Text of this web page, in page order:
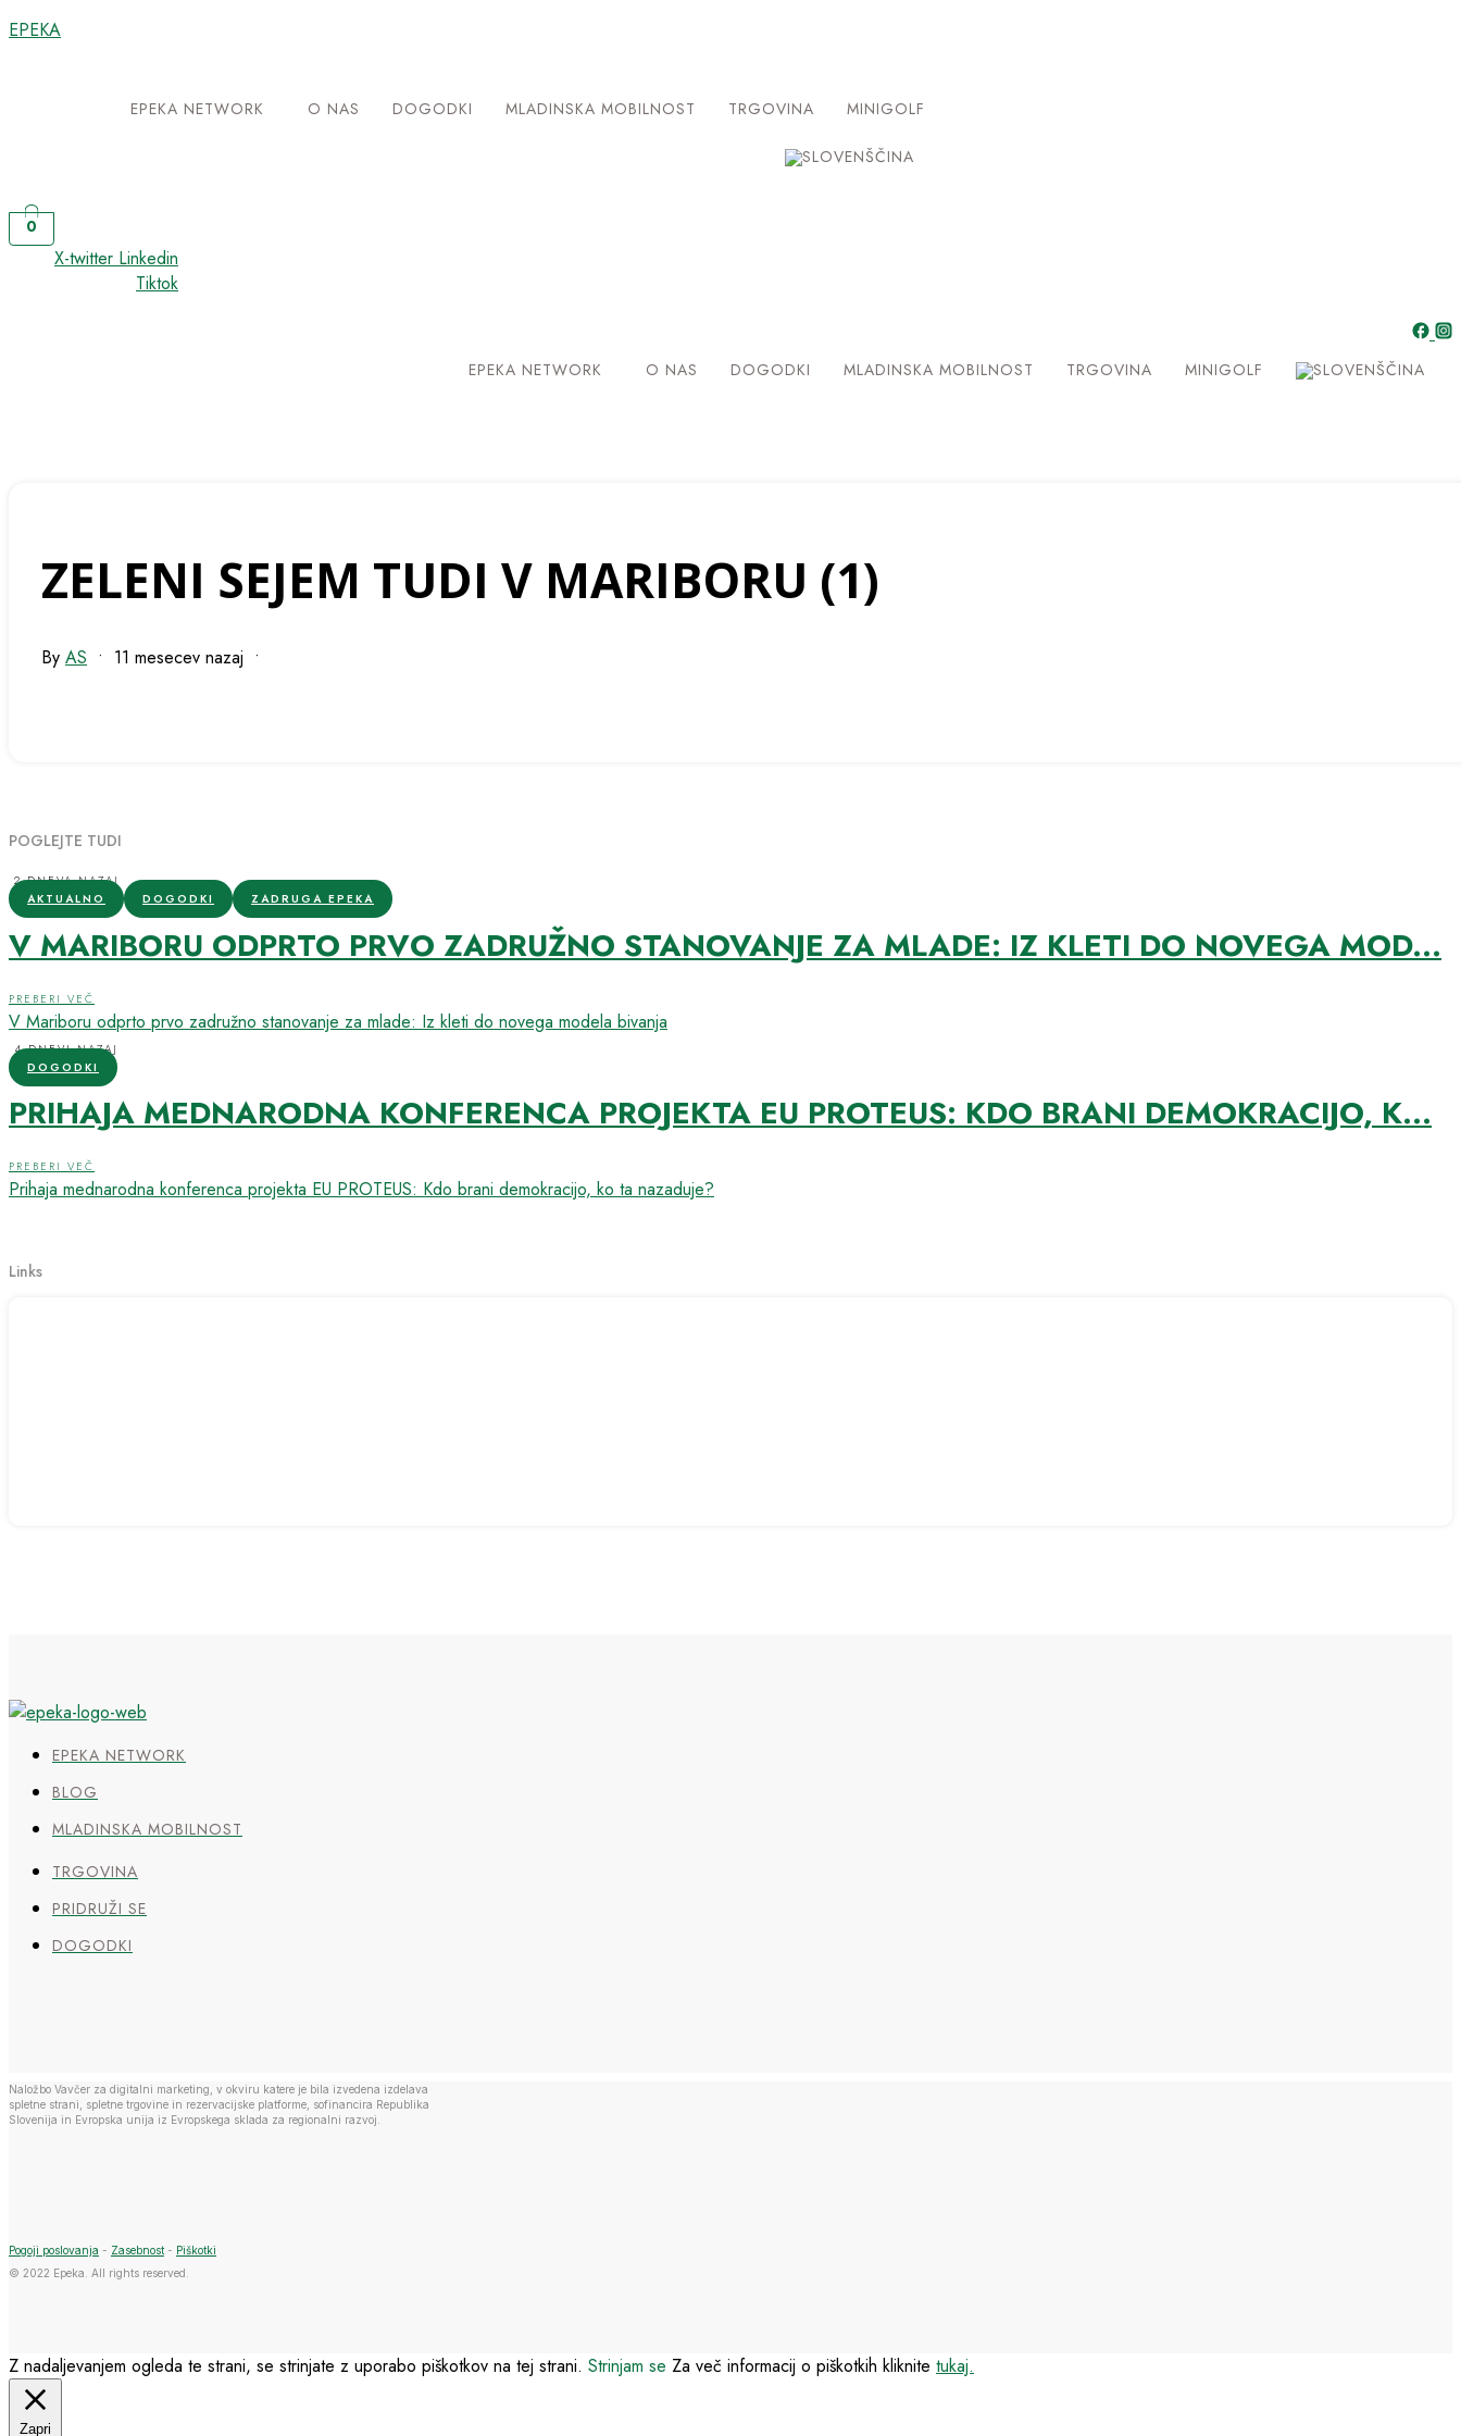
EPEKA
EPEKA NETWORK O NAS DOGODKI MLADINSKA MOBILNOST TRGOVINA MINIGOLF
0
X-twitter Linkedin
Tiktok
EPEKA NETWORK O NAS DOGODKI MLADINSKA MOBILNOST TRGOVINA MINIGOLF
ZELENI SEJEM TUDI V MARIBORU (1)
By AS • 11 mesecev nazaj •
POGLEJTE TUDI
2 DNEVA NAZAJ
AKTUALNO
DOGODKI ZADRUGA EPEKA
V MARIBORU ODPRTO PRVO ZADRUŽNO STANOVANJE ZA MLADE: IZ KLETI DO NOVEGA MOD...
PREBERI VEČ
V Mariboru odprto prvo zadružno stanovanje za mlade: Iz kleti do novega modela bivanja
4 DNEVI NAZAJ
DOGODKI
PRIHAJA MEDNARODNA KONFERENCA PROJEKTA EU PROTEUS: KDO BRANI DEMOKRACIJO, K...
PREBERI VEČ
Prihaja mednarodna konferenca projekta EU PROTEUS: Kdo brani demokracijo, ko ta nazaduje?
Links
EPEKA NETWORK
BLOG
MLADINSKA MOBILNOST
TRGOVINA
PRIDRUŽI SE
DOGODKI
Naložbo Vavčer za digitalni marketing, v okviru katere je bila izvedena izdelava
spletne strani, spletne trgovine in rezervacijske platforme, sofinancira Republika
Slovenija in Evropska unija iz Evropskega sklada za regionalni razvoj.
Pogoji poslovanja - Zasebnost- Piškotki
© 2022 Epeka. All rights reserved.
Z nadaljevanjem ogleda te strani, se strinjate z uporabo piškotkov na tej strani. Strinjam se Za več informacij o piškotkih kliknite tukaj.
Zapri